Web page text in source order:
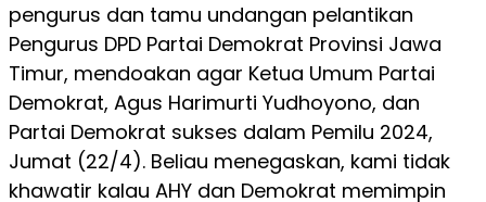
pengurus dan tamu undangan pelantikan
Pengurus DPD Partai Demokrat Provinsi Jawa
Timur, mendoakan agar Ketua Umum Partai
Demokrat, Agus Harimurti Yudhoyono, dan
Partai Demokrat sukses dalam Pemilu 2024,
Jumat (22/4). Beliau menegaskan, kami tidak
khawatir kalau AHY dan Demokrat memimpin